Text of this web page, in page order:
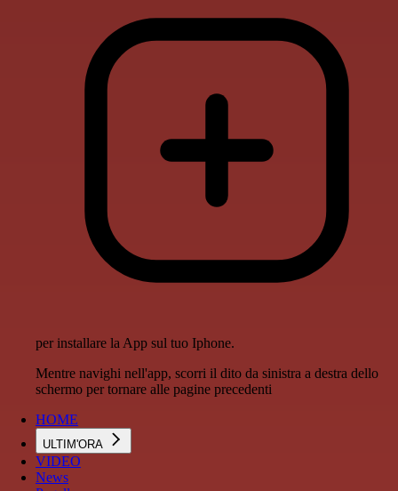
per installare la App sul tuo Iphone.
Mentre navighi nell'app, scorri il dito da sinistra a destra dello
schermo per tornare alle pagine precedenti
HOME
ULTIM'ORA
VIDEO
News